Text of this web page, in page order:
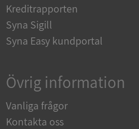
Kreditrapporten
Syna Sigill
Syna Easy kundportal
Övrig information
Vanliga frågor
Kontakta oss